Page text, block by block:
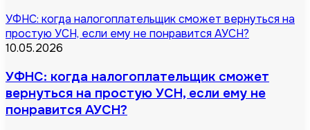
УФНС: когда налогоплательщик сможет вернуться на
простую УСН, если ему не понравится АУСН?
10.05.2026
УФНС: когда налогоплательщик сможет
вернуться на простую УСН, если ему не
понравится АУСН?